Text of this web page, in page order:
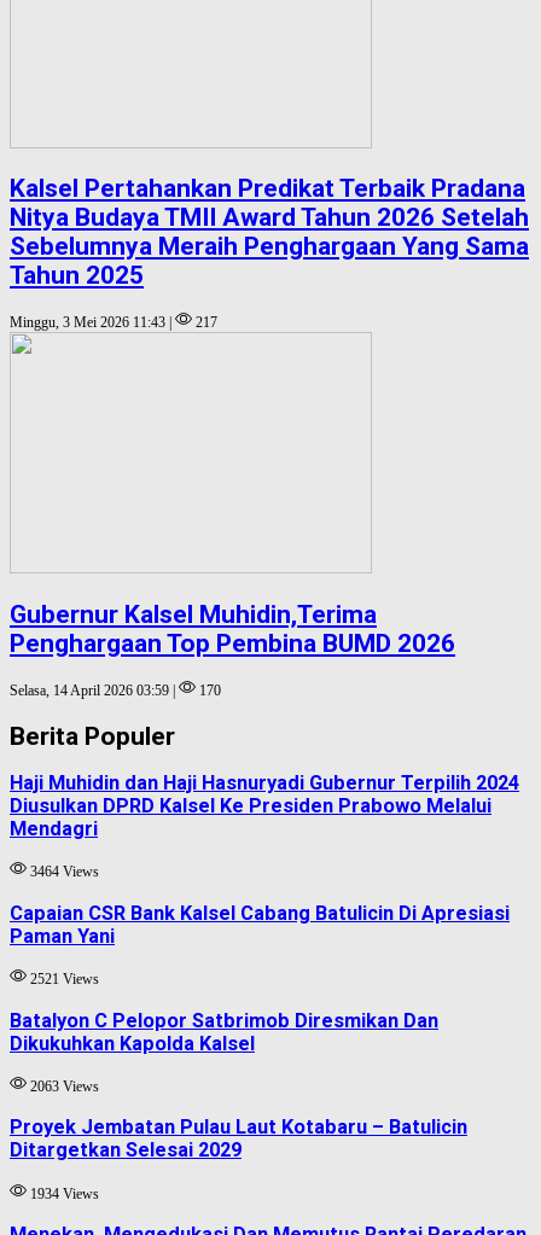
Kalsel Pertahankan Predikat Terbaik Pradana
Nitya Budaya TMII Award Tahun 2026 Setelah
Sebelumnya Meraih Penghargaan Yang Sama
Tahun 2025
Minggu, 3 Mei 2026 11:43 | 217
Gubernur Kalsel Muhidin,Terima
Penghargaan Top Pembina BUMD 2026
Selasa, 14 April 2026 03:59 | 170
Berita Populer
Haji Muhidin dan Haji Hasnuryadi Gubernur Terpilih 2024
Diusulkan DPRD Kalsel Ke Presiden Prabowo Melalui
Mendagri
3464 Views
Capaian CSR Bank Kalsel Cabang Batulicin Di Apresiasi
Paman Yani
2521 Views
Batalyon C Pelopor Satbrimob Diresmikan Dan
Dikukuhkan Kapolda Kalsel
2063 Views
Proyek Jembatan Pulau Laut Kotabaru – Batulicin
Ditargetkan Selesai 2029
1934 Views